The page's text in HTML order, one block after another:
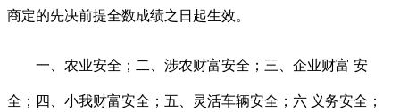
商定的先决前提全数成绩之日起生效。
一、农业安全；二、涉农财富安全；三、企业财富 安
全；四、小我财富安全；五、灵活车辆安全；六 义务安全；